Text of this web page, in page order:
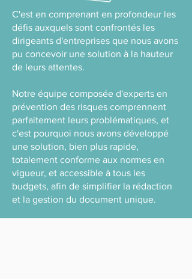
C'est en comprenant en profondeur les
défis auxquels sont confrontés les
dirigeants d'entreprises que nous avons
pu concevoir une solution à la hauteur
de leurs attentes.
Notre équipe composée d'experts en
prévention des risques comprennent
parfaitement leurs problématiques, et
c'est pourquoi nous avons développé
une solution, bien plus rapide,
totalement conforme aux normes en
vigueur, et accessible à tous les
budgets, afin de simplifier la rédaction
et la gestion du document unique.